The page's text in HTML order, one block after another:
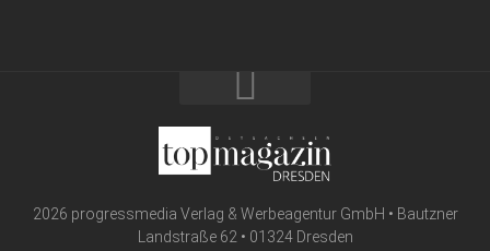
2026 progressmedia Verlag & Werbeagentur GmbH • Bautzner
Landstraße 62 • 01324 Dresden